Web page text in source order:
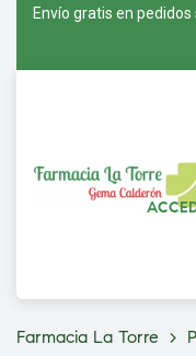
Envío gratis en
Farmacia La Torre >